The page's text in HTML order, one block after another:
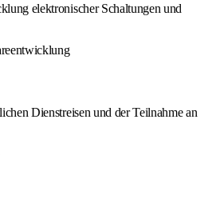
elektronischer Schaltungen und
Dienstreisen und der Teilnahme an